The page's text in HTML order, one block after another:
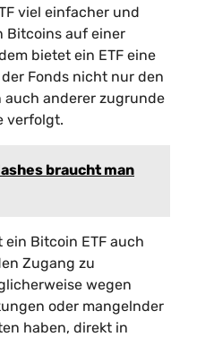
viel einfacher und
Bitcoins auf einer
bietet ein ETF eine
Fonds nicht nur den
auch anderer zugrunde
verfolgt.
braucht man
Bitcoin ETF auch
Zugang zu
wegen
oder mangelnder
haben, direkt in